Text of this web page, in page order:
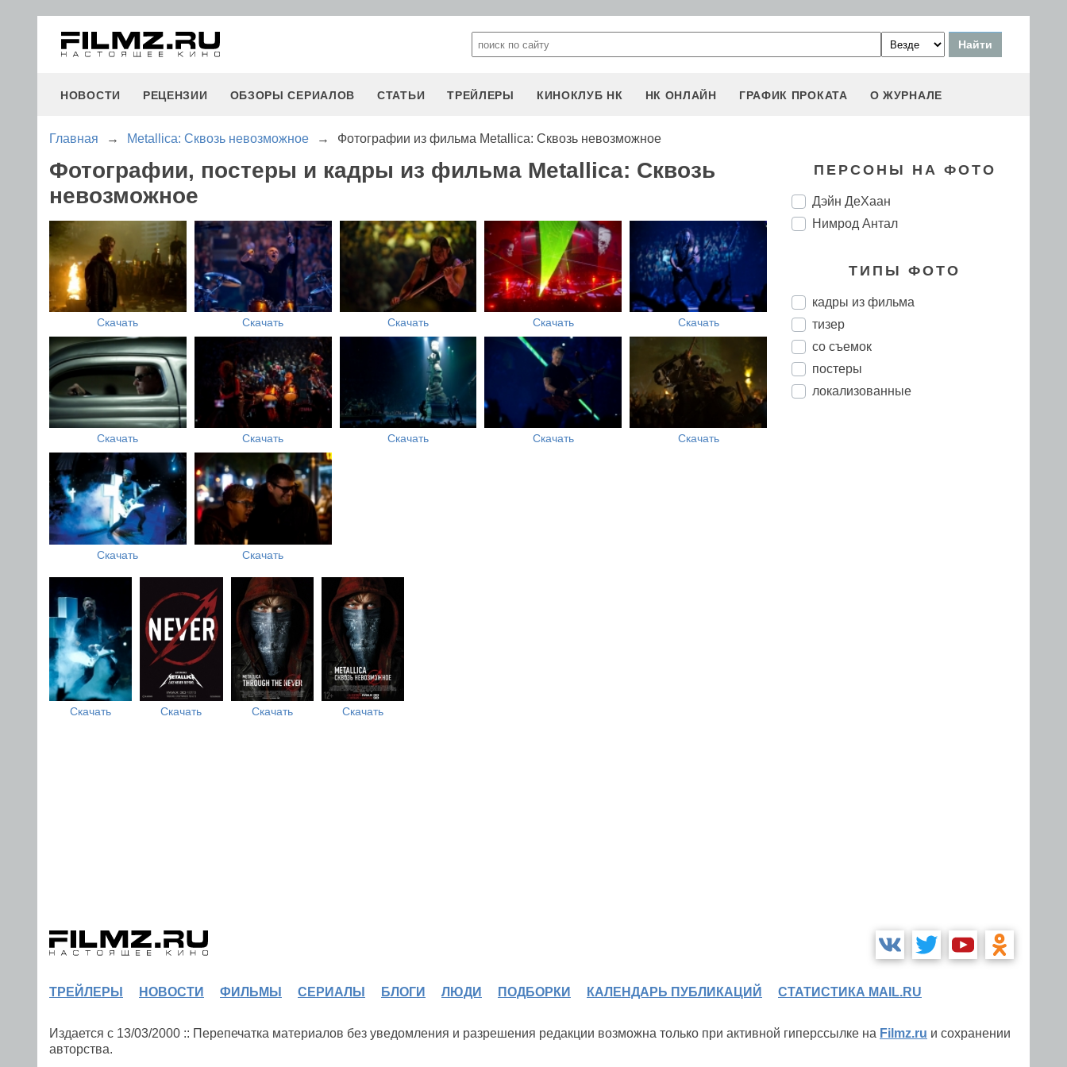
НОВОСТИ РЕЦЕНЗИИ ОБЗОРЫ СЕРИАЛОВ СТАТЬИ ТРЕЙЛЕРЫ КИНОКЛУБ НК НК ОНЛАЙН ГРАФИК ПРОКАТА О ЖУРНАЛЕ
Главная → Metallica: Сквозь невозможное → Фотографии из фильма Metallica: Сквозь невозможное
Фотографии, постеры и кадры из фильма Metallica: Сквозь
невозможное
Скачать Скачать Скачать Скачать Скачать
Скачать Скачать Скачать Скачать Скачать
Скачать Скачать
Скачать Скачать Скачать Скачать
ПЕРСОНЫ НА ФОТО
Дэйн ДеХаан
Нимрод Антал
ТИПЫ ФОТО
кадры из фильма
тизер
со съемок
постеры
локализованные
ТРЕЙЛЕРЫ НОВОСТИ ФИЛЬМЫ СЕРИАЛЫ БЛОГИ ЛЮДИ ПОДБОРКИ КАЛЕНДАРЬ ПУБЛИКАЦИЙ СТАТИСТИКА MAIL.RU
Издается с 13/03/2000 :: Перепечатка материалов без уведомления и разрешения редакции возможна только при активной гиперссылке на Filmz.ru и сохранении
авторства.